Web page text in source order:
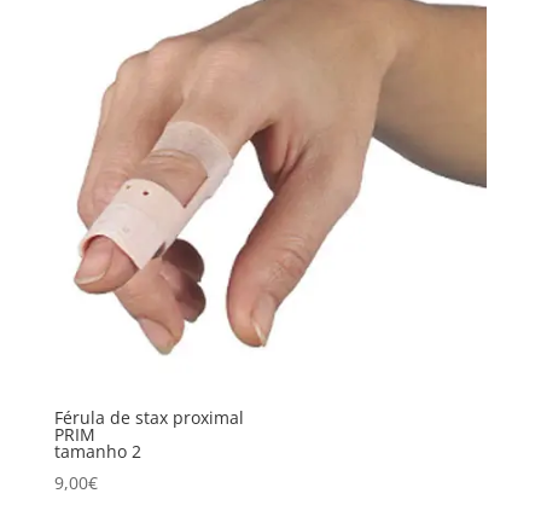
Férula de stax proximal
PRIM
tamanho 2
9,00€